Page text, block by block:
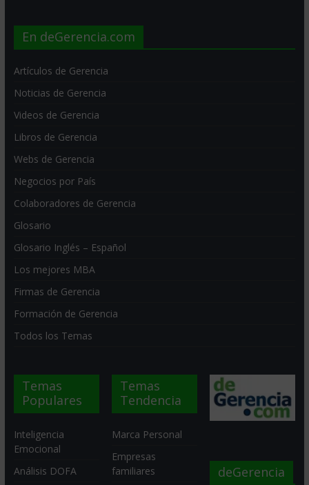
En deGerencia.com
Artículos de Gerencia
Noticias de Gerencia
Videos de Gerencia
Libros de Gerencia
Webs de Gerencia
Negocios por País
Colaboradores de Gerencia
Glosario
Glosario Inglés – Español
Los mejores MBA
Firmas de Gerencia
Formación de Gerencia
Todos los Temas
Temas
Populares
Inteligencia
Emocional
Análisis DOFA
Temas
Tendencia
Marca Personal
Empresas
familiares
deGerencia